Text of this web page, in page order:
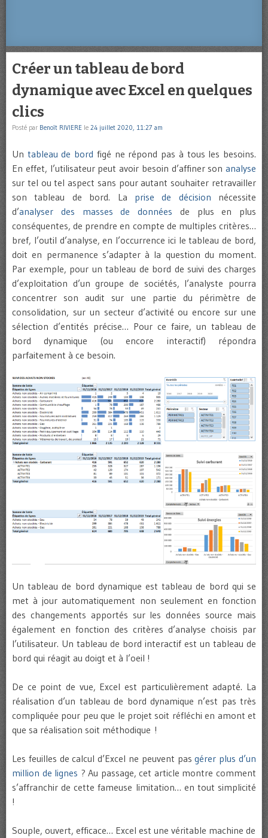
Créer un tableau de bord
dynamique avec Excel en quelques
clics
Posté par Benoît RIVIERE le 24 juillet 2020, 11:27 am
Un tableau de bord figé ne répond pas à tous les besoins.
En effet, l’utilisateur peut avoir besoin d’affiner son analyse
sur tel ou tel aspect sans pour autant souhaiter retravailler
son tableau de bord. La prise de décision nécessite
d’analyser des masses de données de plus en plus
conséquentes, de prendre en compte de multiples critères…
bref, l’outil d’analyse, en l’occurrence ici le tableau de bord,
doit en permanence s’adapter à la question du moment.
Par exemple, pour un tableau de bord de suivi des charges
d’exploitation d’un groupe de sociétés, l’analyste pourra
concentrer son audit sur une partie du périmètre de
consolidation, sur un secteur d’activité ou encore sur une
sélection d’entités précise… Pour ce faire, un tableau de
bord dynamique (ou encore interactif) répondra
parfaitement à ce besoin.
Un tableau de bord dynamique est tableau de bord qui se
met à jour automatiquement non seulement en fonction
des changements apportés sur les données source mais
également en fonction des critères d’analyse choisis par
l’utilisateur. Un tableau de bord interactif est un tableau de
bord qui réagit au doigt et à l’oeil !
De ce point de vue, Excel est particulièrement adapté. La
réalisation d’un tableau de bord dynamique n’est pas très
compliquée pour peu que le projet soit réfléchi en amont et
que sa réalisation soit méthodique !
Les feuilles de calcul d’Excel ne peuvent pasgérer plus d’un
million de lignes ? Au passage, cet article montre comment
s’affranchir de cette fameuse limitation… en tout simplicité
!
Souple, ouvert, efficace… Excel est une véritable machine de